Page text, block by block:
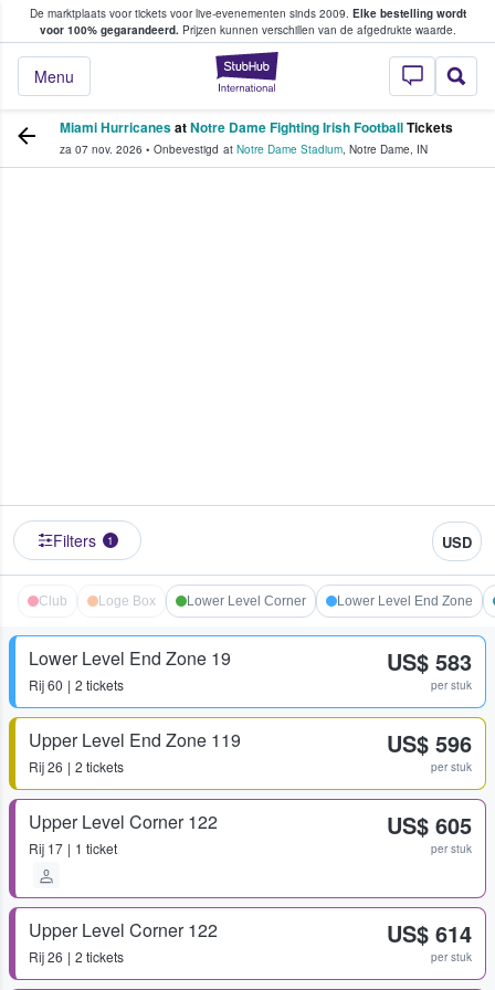
De marktplaats voor tickets voor live-evenementen sinds 2009. Elke bestelling wordt
voor 100% gegarandeerd.Prijzen kunnen verschillen van de afgedrukte waarde.
StubHub: waar
Menu
tickets kopen en verkopen
Miami HurricanesatNotre Dame Fighting Irish FootballTickets
za 07 nov. 2026 • Onbevestigd at Notre Dame Stadium, Notre Dame, IN
Filters 1 USD
Club Loge Box Lower Level Corner Lower Level End Zone
Lower Level End Zone 19
Rij60 2 tickets
US$ 583
per stuk
Upper Level End Zone 119
Rij26 2 tickets
US$ 596
per stuk
Upper Level Corner 122
Rij 17 1 ticket
US$ 605
per stuk
Upper Level Corner 122
Rij26 2 tickets
US$ 614
per stuk